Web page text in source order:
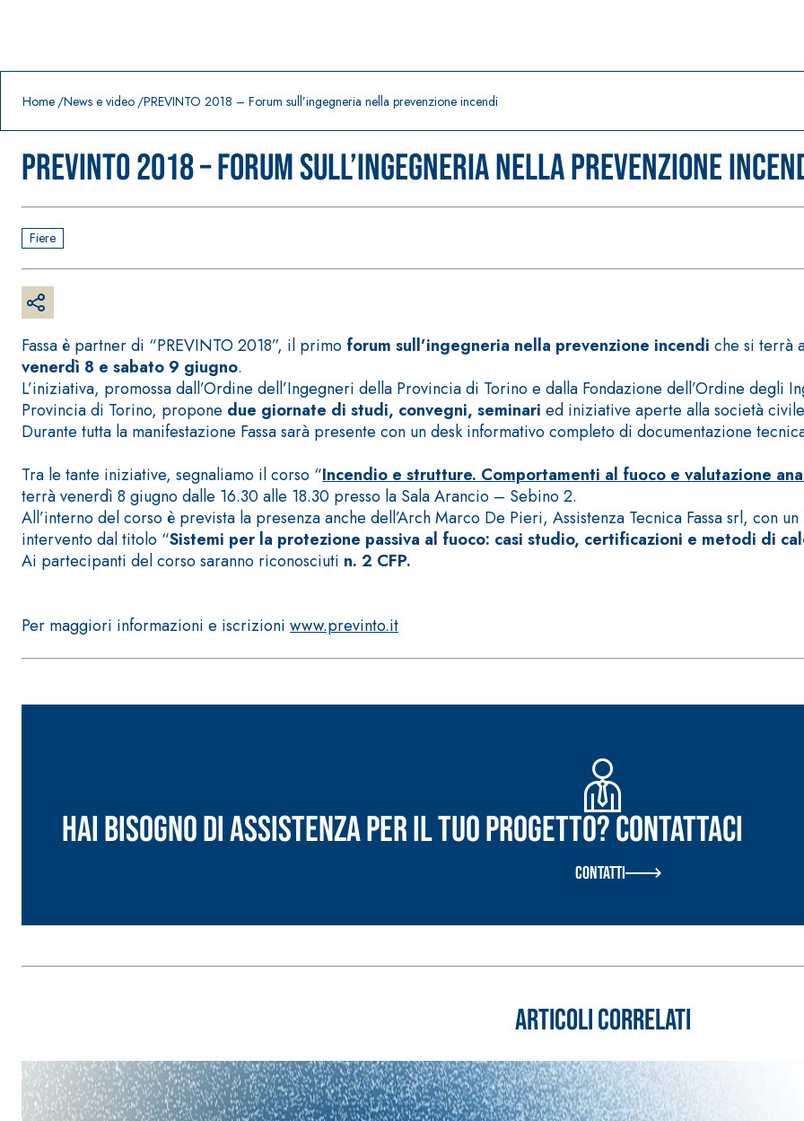
Home News e video PREVINTO 2018 – Forum sull’ingegneria nella prevenzione incendi
PREVINTO 2018 – Forum sull’ingegneria nella prevenzione
Fiere
Fassa è partner di “PREVINTO 2018”, il primo forum sull’ingegneria nella prevenzione incendi che si terrà
venerdì 8 e sabato 9 giugno.
L’iniziativa, promossa dall’Ordine dell’Ingegneri della Provincia di Torino e dalla Fondazione dell’Ordine degli
Provincia di Torino, propone due giornate di studi, convegni, seminari ed iniziative aperte alla società
Durante tutta la manifestazione Fassa sarà presente con un desk informativo completo di documentazione
Tra le tante iniziative, segnaliamo il corso “Incendio e strutture. Comportamenti al fuoco e valutazione
terrà venerdì 8 giugno dalle 16.30 alle 18.30 presso la Sala Arancio – Sebino 2.
All’interno del corso è prevista la presenza anche dell’Arch Marco De Pieri, Assistenza Tecnica Fassa srl, con
intervento dal titolo “Sistemi per la protezione passiva al fuoco: casi studio, certificazioni e metodi di
Ai partecipanti del corso saranno riconosciuti n. 2 CFP.
Per maggiori informazioni e iscrizioni www.previnto.it
Hai bisogno di assistenza per il tuo progetto? Contattaci
Contatti
Articoli correlati
Prodotti in primo piano
Sistema POSA PAVIMENTI E RIVESTIMENTI AQUAZIP ®– IMPERMEABILIZZANTI
cementizia